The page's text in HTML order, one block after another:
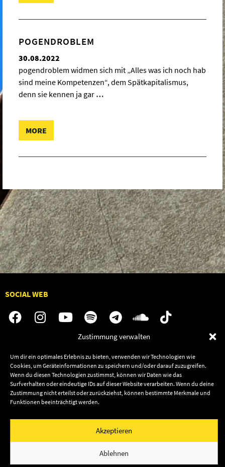
Zustimmung verwalten
Um dir ein optimales Erlebnis zu bieten, verwenden wir Technologien wie
Cookies, um Geräteinformationen zu speichern und/oder darauf zuzugreifen.
Wenn du diesen Technologien zustimmst, können wir Daten wie das
Surfverhalten oder eindeutige IDs auf dieser Website verarbeiten. Wenn du deine
Zustimmung nicht erteilst oder zurückziehst, können bestimmte Merkmale und
Funktionen beeinträchtigt werden.
Akzeptieren
Ablehnen
POGENDROBLEM
30.08.2022
pogendroblem widmen sich mit „Alles was ich noch hab
sind meine Kompetenzen“, dem Spätkapitalismus,
denn sie kennen ja gar …
MORE
SOCIAL WEB
News
Artists
Releases
Friends
Kontakt
Termine
Shop
Datenschutz
Newsletter
Cookie-Richtlinie (EU)